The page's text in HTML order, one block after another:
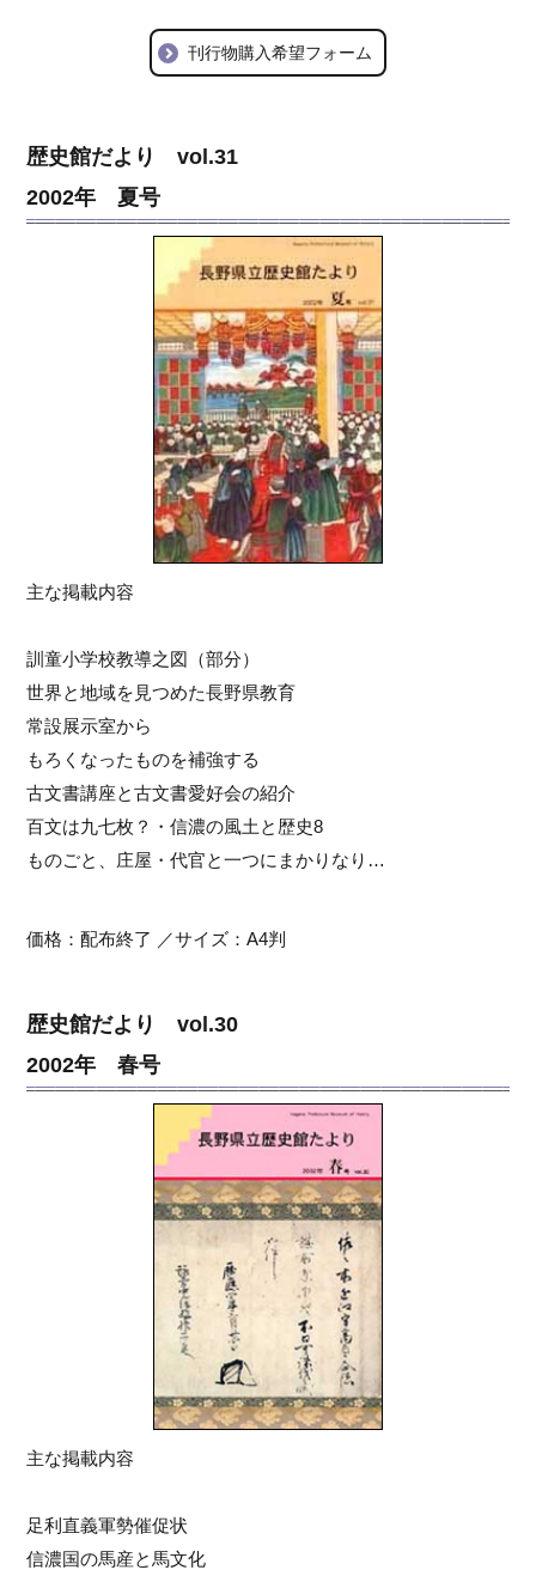
刊行物購入希望フォーム
歴史館だより vol.31
2002年 夏号
主な掲載内容
訓童小学校教導之図（部分）
世界と地域を見つめた長野県教育
常設展示室から
もろくなったものを補強する
古文書講座と古文書愛好会の紹介
百文は九七枚？・信濃の風土と歴史8
ものごと、庄屋・代官と一つにまかりなり…
価格：配布終了 ／サイズ：A4判
歴史館だより vol.30
2002年 春号
主な掲載内容
足利直義軍勢催促状
信濃国の馬産と馬文化